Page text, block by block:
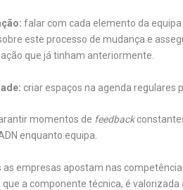
falar com cada elemento da
este processo de mudança e
que já tinham anteriormente.
criar espaços na agenda regulares
momentos de feedback
enquanto equipa.
as empresas apostam nas
que a componente técnica, é